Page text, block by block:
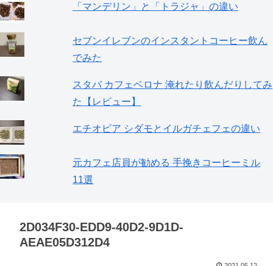
「マンデリン」と「トラジャ」の違い
セブンイレブンのインスタントコーヒー飲ん
でみた
スタバ カフェベロナ 淹れたり飲んだりしてみ
た【レビュー】
エチオピア シダモとイルガチェフェの違い
元カフェ店員が勧める 手挽きコーヒーミル
11選
2D034F30-EDD9-40D2-9D1D-
AEAE05D312D4